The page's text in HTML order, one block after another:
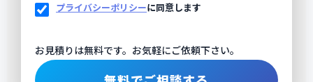
プライバシーポリシーに同意します
お見積りは無料です。お気軽にご依頼下さい。